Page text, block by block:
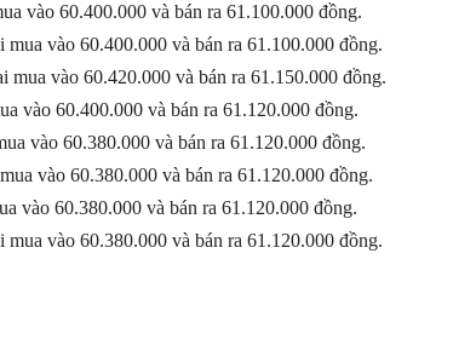
vào 60.400.000 và bán ra 61.100.000 đồng.
vào 60.400.000 và bán ra 61.100.000 đồng.
vào 60.420.000 và bán ra 61.150.000 đồng.
vào 60.400.000 và bán ra 61.120.000 đồng.
vào 60.380.000 và bán ra 61.120.000 đồng.
vào 60.380.000 và bán ra 61.120.000 đồng.
vào 60.380.000 và bán ra 61.120.000 đồng.
vào 60.380.000 và bán ra 61.120.000 đồng.